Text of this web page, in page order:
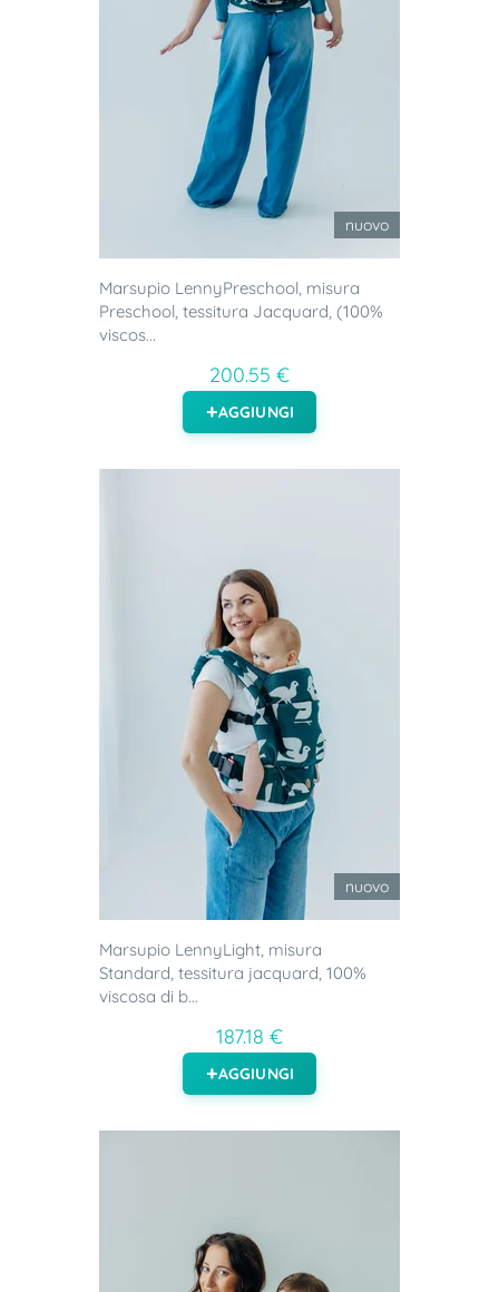
nuovo
Marsupio LennyPreschool, misura
Preschool, tessitura Jacquard, (100%
viscos...
200.55 €
AGGIUNGI
nuovo
Marsupio LennyLight, misura
Standard, tessitura jacquard, 100%
viscosa di b...
187.18 €
AGGIUNGI